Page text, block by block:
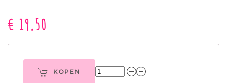
€ 19,50
KOPEN